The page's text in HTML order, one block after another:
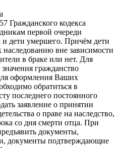
Гражданского кодекса
первой очереди
и дети умершего. Причём дети
наследованию вне зависимости
в браке или нет. Для
гражданство
оформления Ваших
обратиться в
последнего постоянного
заявление о принятии
о праве на наследство,
со дня смерти отца. При
документы,
документы подтверждающие